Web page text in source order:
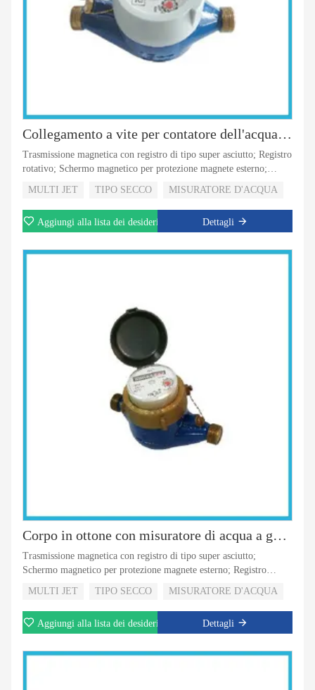
Collegamento a vite per contatore dell'acqua a getto multiplo a secco
Trasmissione magnetica con registro di tipo super asciutto; Registro
rotativo; Schermo magnetico per protezione magnete esterno;
non ritorno per la selezione; 5 rulli o 8 rulli per la selezione; Con
visione dell'uscita a impulsi per la selezione
MULTI JET TIPO SECCO MISURATORE D'ACQUA
Aggiungi alla lista dei desideri Dettagli
Corpo in ottone con misuratore di acqua a getto secco multi getto
Trasmissione magnetica con registro di tipo super asciutto;
Schermo magnetico per protezione magnete esterno; Registro
la selezione; Con visione dell'uscita a impulsi per la selezione
MULTI JET TIPO SECCO MISURATORE D'ACQUA
Aggiungi alla lista dei desideri Dettagli